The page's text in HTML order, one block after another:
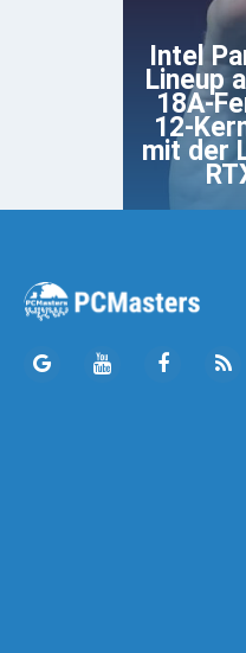
Intel
Lineup
18A-
12-
mit der